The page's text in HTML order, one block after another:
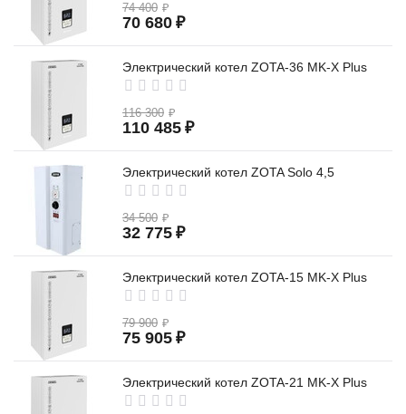
74 400 ₽
70 680 ₽
Электрический котел ZOTA-36 MK-X Plus
116 300 ₽
110 485 ₽
Электрический котел ZOTA Solo 4,5
34 500 ₽
32 775 ₽
Электрический котел ZOTA-15 MK-X Plus
79 900 ₽
75 905 ₽
Электрический котел ZOTA-21 MK-X Plus